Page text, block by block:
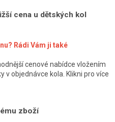
cena u dětských kol
Rádi Vám ji také
cenové nabídce vložením
v objednávce kola. Klikni pro více
zboží